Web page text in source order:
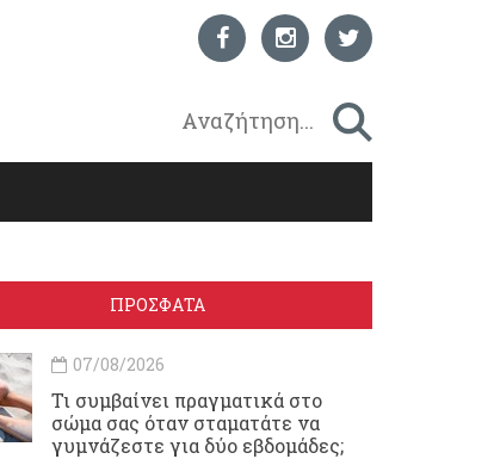
ΠΡΟΣΦΑΤΑ
07/08/2026
Τι συμβαίνει πραγματικά στο
σώμα σας όταν σταματάτε να
γυμνάζεστε για δύο εβδομάδες;